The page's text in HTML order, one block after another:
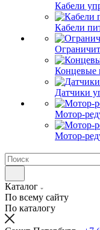
Кабели
Кабели
Концевые
Датчики
Мотор-
Мотор-
Каталог
По всему сайту
По каталогу